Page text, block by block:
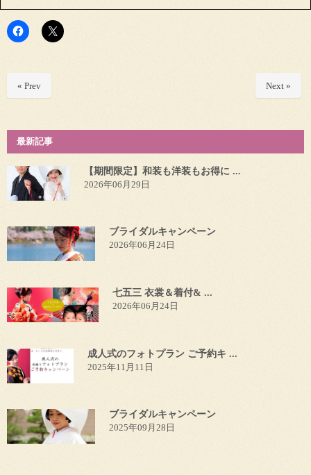
« Prev Next »
最新記事
【期間限定】和装も洋装もお得に ...
2026年06月29日
ブライダルキャンペーン
2026年06月24日
七五三 衣裳＆着付& ...
2026年06月24日
成人式のフォトプラン ご予約キ ...
2025年11月11日
ブライダルキャンペーン
2025年09月28日